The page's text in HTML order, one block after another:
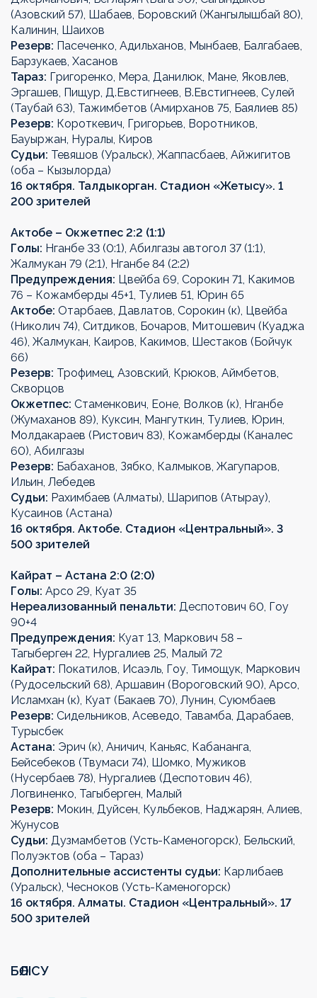
(Азовский 57), Шабаев, Боровский (Жангылышбай 80),
Калинин, Шаихов
Резерв: Пасеченко, Адильханов, Мынбаев, Балгабаев,
Барзукаев, Хасанов
Тараз: Григоренко, Мера, Данилюк, Мане, Яковлев,
Эргашев, Пищур, Д.Евстигнеев, В.Евстигнеев, Сулей
(Таубай 63), Тажимбетов (Амирханов 75, Баялиев 85)
Резерв: Короткевич, Григорьев, Воротников,
Бауыржан, Нуралы, Киров
Судьи: Тевяшов (Уральск), Жаппасбаев, Айжигитов
(оба – Кызылорда)
16 октября. Талдыкорган. Стадион «Жетысу». 1
200 зрителей
Актобе – Окжетпес 2:2 (1:1)
Голы: Нганбе 33 (0:1), Абилгазы автогол 37 (1:1),
Жалмукан 79 (2:1), Нганбе 84 (2:2)
Предупреждения: Цвейба 69, Сорокин 71, Какимов
76 – Кожамберды 45+1, Тулиев 51, Юрин 65
Актобе: Отарбаев, Давлатов, Сорокин (к), Цвейба
(Николич 74), Ситдиков, Бочаров, Митошевич (Куаджа
46), Жалмукан, Каиров, Какимов, Шестаков (Бойчук
66)
Резерв: Трофимец, Азовский, Крюков, Аймбетов,
Скворцов
Окжетпес: Стаменкович, Еоне, Волков (к), Нганбе
(Жумаханов 89), Куксин, Мангуткин, Тулиев, Юрин,
Молдакараев (Ристович 83), Кожамберды (Каналес
60), Абилгазы
Резерв: Бабаханов, Зябко, Калмыков, Жагупаров,
Ильин, Лебедев
Судьи: Рахимбаев (Алматы), Шарипов (Атырау),
Кусаинов (Астана)
16 октября. Актобе. Стадион «Центральный». 3
500 зрителей
Кайрат – Астана 2:0 (2:0)
Голы: Арсо 29, Куат 35
Нереализованный пенальти: Деспотович 60, Гоу
90+4
Предупреждения: Куат 13, Маркович 58 –
Тагыберген 22, Нургалиев 25, Малый 72
Кайрат: Покатилов, Исаэль, Гоу, Тимощук, Маркович
(Рудосельский 68), Аршавин (Вороговский 90), Арсо,
Исламхан (к), Куат (Бакаев 70), Лунин, Суюмбаев
Резерв: Сидельников, Асеведо, Тавамба, Дарабаев,
Турысбек
Астана: Эрич (к), Аничич, Каньяс, Кабананга,
Бейсебеков (Твумаси 74), Шомко, Мужиков
(Нусербаев 78), Нургалиев (Деспотович 46),
Логвиненко, Тагыберген, Малый
Резерв: Мокин, Дуйсен, Кульбеков, Наджарян, Алиев,
Жунусов
Судьи: Дузмамбетов (Усть-Каменогорск), Бельский,
Полуэктов (оба – Тараз)
Дополнительные ассистенты судьи: Карлибаев
(Уральск), Чесноков (Усть-Каменогорск)
16 октября. Алматы. Стадион «Центральный». 17
500 зрителей
БӨЛІСУ